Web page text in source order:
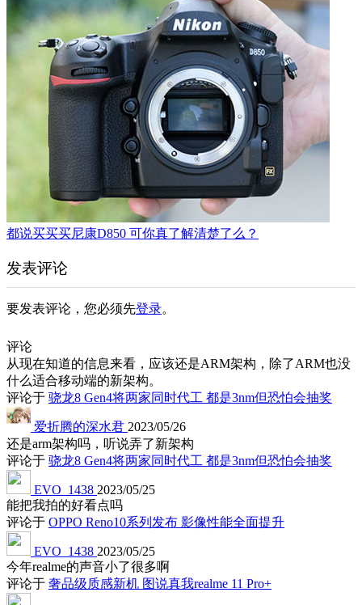
都说买买买尼康D850 可你真了解清楚了么？
发表评论
要发表评论，您必须先登录。
评论
从现在知道的信息来看，应该还是ARM架构，除了ARM也没
什么适合移动端的新架构。
评论于 骁龙8 Gen4将两家同时代工 都是3nm但恐怕会抽奖
爱折腾的深水君 2023/05/26
还是arm架构吗，听说弄了新架构
评论于 骁龙8 Gen4将两家同时代工 都是3nm但恐怕会抽奖
EVO_1438 2023/05/25
能把我拍的好看点吗
评论于 OPPO Reno10系列发布 影像性能全面提升
EVO_1438 2023/05/25
今年realme的声音小了很多啊
评论于 奢品级质感新机 图说真我realme 11 Pro+